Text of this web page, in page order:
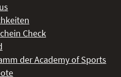
Check
der Academy of Sports